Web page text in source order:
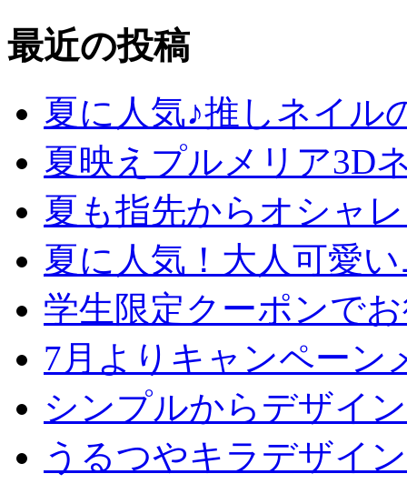
最近の投稿
夏に人気♪推しネイル
夏映えプルメリア3D
夏も指先からオシャ
夏に人気！大人可愛
学生限定クーポンで
7月よりキャンペーン
シンプルからデザイ
うるつやキラデザイン